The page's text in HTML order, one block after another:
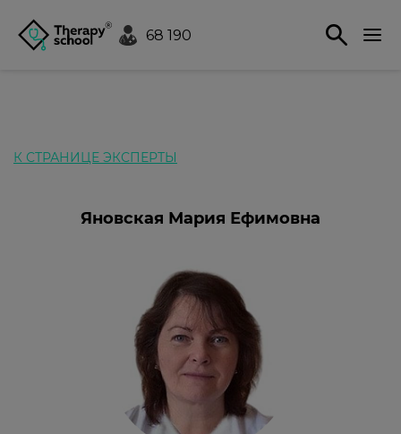
68 190
К СТРАНИЦЕ ЭКСПЕРТЫ
Яновская Мария Ефимовна